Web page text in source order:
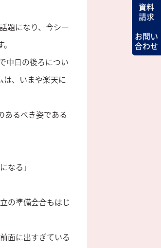
題になり、今シー
中日の後ろについ
は、いまや楽天に
あるべき姿である
なる」
の準備会合もはじ
面に出すぎている
資料
請求
お問い
合わせ